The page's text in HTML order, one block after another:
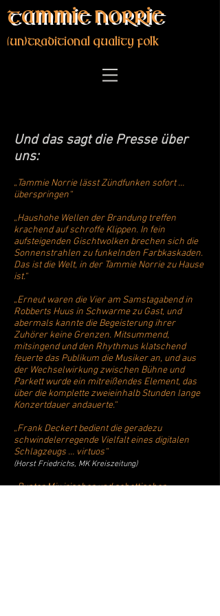
Tammie Norrie
(un)traditional quality folk
Und das sagt die Presse über
uns:
„Tammie Norrie lässt Zündfunken sofort …
überspringen“
„Haushohe Wellen der Brandung treffen
krachend auf schroffe Klippen. In fein
aufsteigenden Gischtwolken brechen sich die
Sonnenstrahlen zu funkelnden Farbkaskaden.
Das ist die Welt, in der Tammie Norrie zu Hause
ist.“
„Erneut waren die Vier am Samstagabend in
Robberts Huus in Schwarme zu Gast, und
abermals kannte die Begeisterung ihrer
Zuhörer keine Grenzen. Mitsummend,
mitsingend und den Rhythmus klatschend
feuerte das Publikum die Musiker an, und aus
der Wechselwirkung zwischen Bühne und
Parkett wurde ein mitreißendes Element, das
über die komplette zweieinhalb Stunden lange
Konzertdauer andauerte.“
„Frank Deckert bedient die geradezu
schwindelerregende Vielfalt eines digitalen
Schlagzeugs … virtuos“
(Horst Friedrichs, MK Kreiszeitung)
„Bunter Mix irischer und schottischer